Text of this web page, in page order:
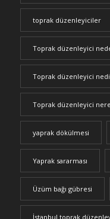
toprak düzenleyiciler
Toprak düzenleyici
Toprak düzenleyici
Toprak düzenleyici
yaprak dökülmesi
Yaprak sararması
Üzüm bağı gübresi
İstanbul toprak